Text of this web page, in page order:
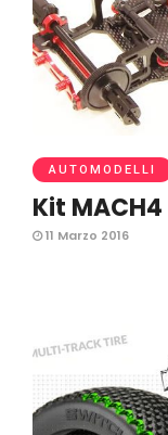
AUTOMODELLI
11 Marzo 2016